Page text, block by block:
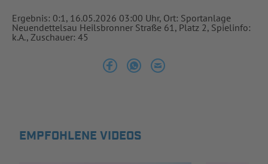
Ergebnis: 0:1, 16.05.2026 03:00 Uhr, Ort: Sportanlage
Neuendettelsau Heilsbronner Straße 61, Platz 2, Spielinfo:
k.A., Zuschauer: 45
EMPFOHLENE VIDEOS